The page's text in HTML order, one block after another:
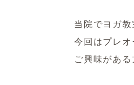
当院でヨガ
今回はプレ
ご興味があ